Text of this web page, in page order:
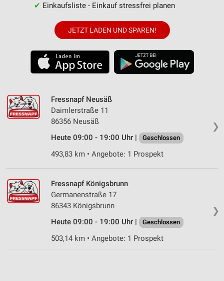
✔ Einkaufsliste - Einkauf stressfrei planen
JETZT LADEN UND SPAREN!
❯
Fressnapf Neusäß
Daimlerstraße 11
86356 Neusäß
Heute 09:00 - 19:00 Uhr |
Geschlossen
493,83 km • Angebote: 1 Prospekt
❯
Fressnapf Königsbrunn
Germanenstraße 17
86343 Königsbrunn
Heute 09:00 - 19:00 Uhr |
Geschlossen
503,14 km • Angebote: 1 Prospekt